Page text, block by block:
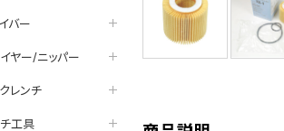
バー
ヤー/ニッパー
レンチ
工具